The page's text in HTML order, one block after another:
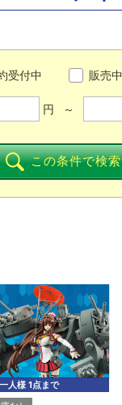
受付中 販売中
円 ～
この条件で検
人様 1点まで